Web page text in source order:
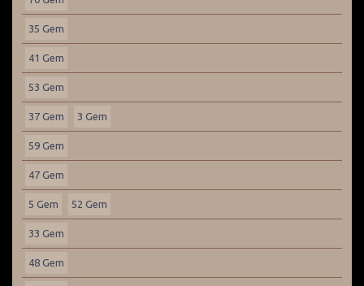
35 Gem
41 Gem
53 Gem
37 Gem 3 Gem
59 Gem
47 Gem
5 Gem 52 Gem
33 Gem
48 Gem